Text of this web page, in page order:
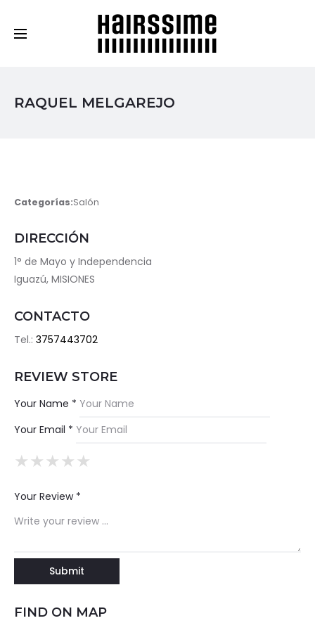
RAQUEL MELGAREJO
Categorías:Salón
DIRECCIÓN
1° de Mayo y Independencia
Iguazú, MISIONES
CONTACTO
Tel.: 3757443702
REVIEW STORE
Your Name *
Your Email *
★
★★
★★★
★★★★
★★★★★
Your Review *
FIND ON MAP